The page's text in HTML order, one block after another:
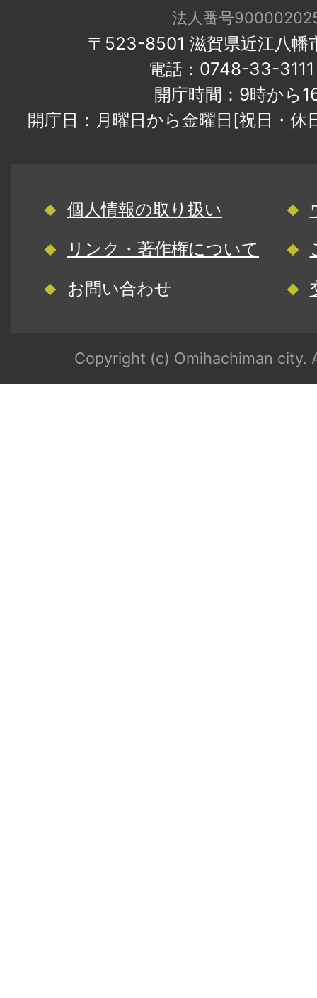
法人番号
〒523-8501 滋賀県近江八幡
電話：0748-33-
開庁時間：9時から
開庁日：月曜日から金曜日[祝日・
個人情報の取り扱い
リンク・著作権について
お問い合わせ
Copyright (c) Omihachiman city.